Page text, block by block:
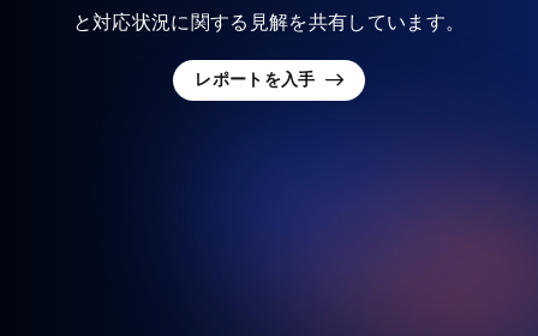
と対応状況に関する見解を共有しています。
レポートを入手